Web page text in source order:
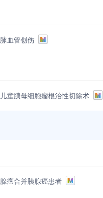
血管创伤
童胰母细胞瘤根治性切除术
癌合并胰腺癌患者